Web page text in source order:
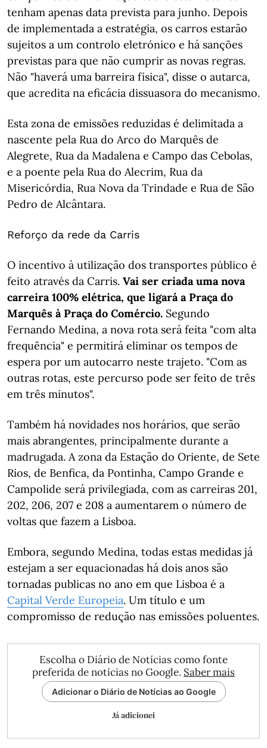
tenham apenas data prevista para junho. Depois
de implementada a estratégia, os carros estarão
sujeitos a um controlo eletrónico e há sanções
previstas para que não cumprir as novas regras.
Não "haverá uma barreira física", disse o autarca,
que acredita na eficácia dissuasora do mecanismo.
Esta zona de emissões reduzidas é delimitada a
nascente pela Rua do Arco do Marquês de
Alegrete, Rua da Madalena e Campo das Cebolas,
e a poente pela Rua do Alecrim, Rua da
Misericórdia, Rua Nova da Trindade e Rua de São
Pedro de Alcântara.
Reforço da rede da Carris
O incentivo à utilização dos transportes público é
feito através da Carris. Vai ser criada uma nova
carreira 100% elétrica, que ligará a Praça do
Marquês à Praça do Comércio. Segundo
Fernando Medina, a nova rota será feita "com alta
frequência" e permitirá eliminar os tempos de
espera por um autocarro neste trajeto. "Com as
outras rotas, este percurso pode ser feito de três
em três minutos".
Também há novidades nos horários, que serão
mais abrangentes, principalmente durante a
madrugada. A zona da Estação do Oriente, de Sete
Rios, de Benfica, da Pontinha, Campo Grande e
Campolide será privilegiada, com as carreiras 201,
202, 206, 207 e 208 a aumentarem o número de
voltas que fazem a Lisboa.
Embora, segundo Medina, todas estas medidas já
estejam a ser equacionadas há dois anos são
tornadas publicas no ano em que Lisboa é a
Capital Verde Europeia. Um título e um
compromisso de redução nas emissões poluentes.
Escolha o Diário de Notícias como fonte
preferida de notícias no Google. Saber mais
Adicionar o Diário de Notícias ao Google
Já adicionei